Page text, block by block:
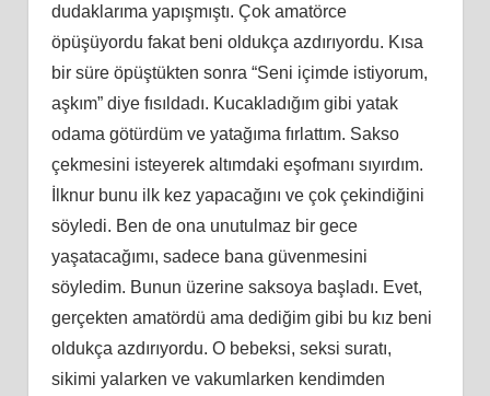
dudaklarıma yapışmıştı. Çok amatörce
öpüşüyordu fakat beni oldukça azdırıyordu. Kısa
bir süre öpüştükten sonra “Seni içimde istiyorum,
aşkım” diye fısıldadı. Kucakladığım gibi yatak
odama götürdüm ve yatağıma fırlattım. Sakso
çekmesini isteyerek altımdaki eşofmanı sıyırdım.
İlknur bunu ilk kez yapacağını ve çok çekindiğini
söyledi. Ben de ona unutulmaz bir gece
yaşatacağımı, sadece bana güvenmesini
söyledim. Bunun üzerine saksoya başladı. Evet,
gerçekten amatördü ama dediğim gibi bu kız beni
oldukça azdırıyordu. O bebeksi, seksi suratı,
sikimi yalarken ve vakumlarken kendimden